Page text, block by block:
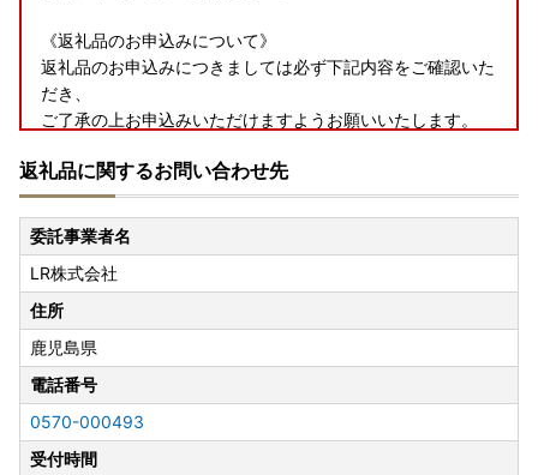
《返礼品のお申込みについて》
返礼品のお申込みにつきましては必ず下記内容をご確認いた
だき、
ご了承の上お申込みいただけますようお願いいたします。
・返礼品の到着後について
到着後は速やかに返礼品の状態をご確認ください。
返礼品の発送には万全を期しておりますが、万が一、不良・
破損・誤納品などがございましたら、返礼品到着から2日以
内に【商品の写真】と【箱などの梱包外装の写真】を添付の
うえ、お問い合わせ先までご連絡くださいませ。
到着から日数が経ったものに関しましてはご対応いたしかね
る場合がございます。
・フルーツ・野菜等の返礼品について
天災・天候等の諸事情の影響による収穫量の激減、著しい品
質問題などが生じた場合には発送順延、発送不可となる場合
返礼品に関するお問い合わせ先
委託事業者名
LR株式会社
住所
鹿児島県
電話番号
0570-000493
受付時間